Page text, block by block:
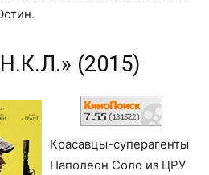
(2015)
Красавцы-суперагенты
Наполеон Соло из ЦРУ